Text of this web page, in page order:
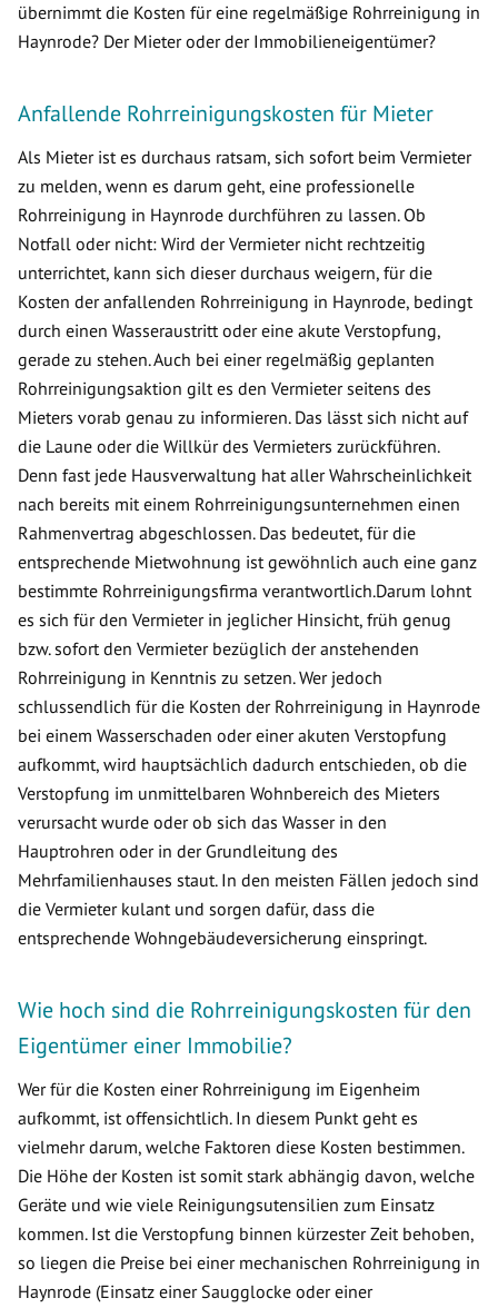
übernimmt die Kosten für eine regelmäßige Rohrreinigung in
Haynrode? Der Mieter oder der Immobilieneigentümer?
Anfallende Rohrreinigungskosten für Mieter
Als Mieter ist es durchaus ratsam, sich sofort beim Vermieter
zu melden, wenn es darum geht, eine professionelle
Rohrreinigung in Haynrode durchführen zu lassen. Ob
Notfall oder nicht: Wird der Vermieter nicht rechtzeitig
unterrichtet, kann sich dieser durchaus weigern, für die
Kosten der anfallenden Rohrreinigung in Haynrode, bedingt
durch einen Wasseraustritt oder eine akute Verstopfung,
gerade zu stehen. Auch bei einer regelmäßig geplanten
Rohrreinigungsaktion gilt es den Vermieter seitens des
Mieters vorab genau zu informieren. Das lässt sich nicht auf
die Laune oder die Willkür des Vermieters zurückführen.
Denn fast jede Hausverwaltung hat aller Wahrscheinlichkeit
nach bereits mit einem Rohrreinigungsunternehmen einen
Rahmenvertrag abgeschlossen. Das bedeutet, für die
entsprechende Mietwohnung ist gewöhnlich auch eine ganz
bestimmte Rohrreinigungsfirma verantwortlich.Darum lohnt
es sich für den Vermieter in jeglicher Hinsicht, früh genug
bzw. sofort den Vermieter bezüglich der anstehenden
Rohrreinigung in Kenntnis zu setzen. Wer jedoch
schlussendlich für die Kosten der Rohrreinigung in Haynrode
bei einem Wasserschaden oder einer akuten Verstopfung
aufkommt, wird hauptsächlich dadurch entschieden, ob die
Verstopfung im unmittelbaren Wohnbereich des Mieters
verursacht wurde oder ob sich das Wasser in den
Hauptrohren oder in der Grundleitung des
Mehrfamilienhauses staut. In den meisten Fällen jedoch sind
die Vermieter kulant und sorgen dafür, dass die
entsprechende Wohngebäudeversicherung einspringt.
Wie hoch sind die Rohrreinigungskosten für den
Eigentümer einer Immobilie?
Wer für die Kosten einer Rohrreinigung im Eigenheim
aufkommt, ist offensichtlich. In diesem Punkt geht es
vielmehr darum, welche Faktoren diese Kosten bestimmen.
Die Höhe der Kosten ist somit stark abhängig davon, welche
Geräte und wie viele Reinigungsutensilien zum Einsatz
kommen. Ist die Verstopfung binnen kürzester Zeit behoben,
so liegen die Preise bei einer mechanischen Rohrreinigung in
Haynrode (Einsatz einer Saugglocke oder einer